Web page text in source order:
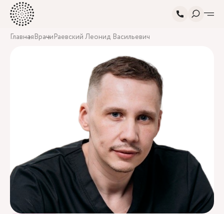
ГлавнаяВрачиРаевский Леонид Васильевич